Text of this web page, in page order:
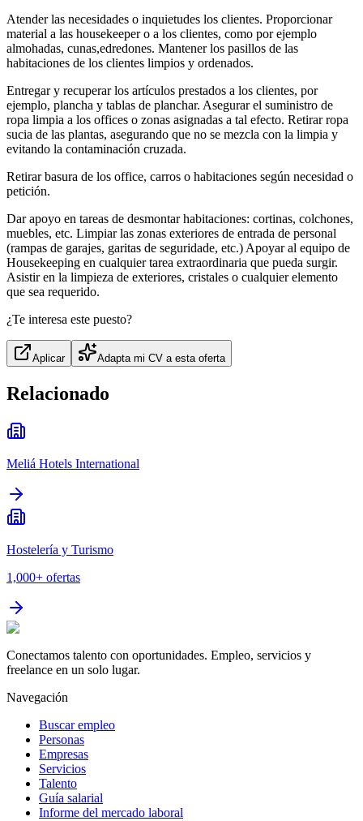
Atender las necesidades o inquietudes los clientes. Proporcionar
material a las housekeeper o a los clientes, como por ejemplo
almohadas, cunas,edredones. Mantener los pasillos de las
habitaciones de los clientes limpios y ordenados.
Entregar y recuperar los artículos prestados a los clientes, por
ejemplo, plancha y tablas de planchar. Asegurar el suministro de
ropa limpia a los offices o zonas asignadas a tal efecto. Retirar ropa
sucia de las plantas, asegurando que no se mezcla con la limpia y
evitando la contaminación cruzada.
Retirar basura de los office, carros o habitaciones según necesidad o
petición.
Dar apoyo en tareas de desmontar habitaciones: cortinas, colchones,
muebles, etc. Limpiar las zonas exteriores de entrada de personal
(rampas de garajes, garitas de seguridade, etc.) Apoyar al equipo de
Housekeeping en cualquier tarea extraordinaria que pueda surgir.
Asistir en la limpieza de exteriores, cristales o cualquier elemento
que sea requerido.
¿Te interesa este puesto?
Aplicar Adapta mi CV a esta oferta
Relacionado
Meliá Hotels International
Hostelería y Turismo
1,000+ ofertas
Conectamos talento con oportunidades. Empleo, servicios y
freelance en un solo lugar.
Navegación
Buscar empleo
Personas
Empresas
Servicios
Talento
Guía salarial
Informe del mercado laboral